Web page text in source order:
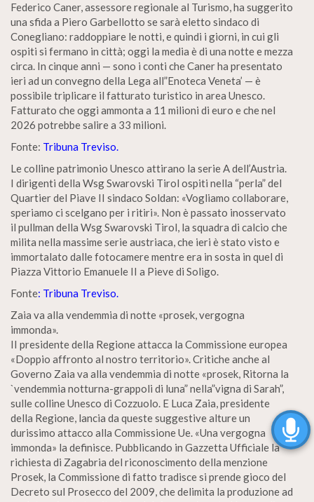
Federico Caner, assessore regionale al Turismo, ha suggerito
una sfida a Piero Garbellotto se sarà eletto sindaco di
Conegliano: raddoppiare le notti, e quindi i giorni, in cui gli
ospiti si fermano in città; oggi la media è di una notte e mezza
circa. In cinque anni — sono i conti che Caner ha presentato
ieri ad un convegno della Lega all”Enoteca Veneta’ — è
possibile triplicare il fatturato turistico in area Unesco.
Fatturato che oggi ammonta a 11 milioni di euro e che nel
2026 potrebbe salire a 33 milioni.
Fonte: Tribuna Treviso.
Le colline patrimonio Unesco attirano la serie A dell’Austria.
I dirigenti della Wsg Swarovski Tirol ospiti nella “perla” del
Quartier del Piave II sindaco Soldan: «Vogliamo collaborare,
speriamo ci scelgano per i ritiri». Non è passato inosservato
il pullman della Wsg Swarovski Tirol, la squadra di calcio che
milita nella massime serie austriaca, che ieri è stato visto e
immortalato dalle fotocamere mentre era in sosta in quel di
Piazza Vittorio Emanuele II a Pieve di Soligo.
Fonte: Tribuna Treviso.
Zaia va alla vendemmia di notte «prosek, vergogna
immonda».
II presidente della Regione attacca la Commissione europea
«Doppio affronto al nostro territorio». Critiche anche al
Governo Zaia va alla vendemmia di notte «prosek, Ritorna la
`vendemmia notturna-grappoli di luna” nella”vigna di Sarah”,
sulle colline Unesco di Cozzuolo. E Luca Zaia, presidente
della Regione, lancia da queste suggestive alture un
durissimo attacco alla Commissione Ue. «Una vergogna
immonda» la definisce. Pubblicando in Gazzetta Ufficiale la
richiesta di Zagabria del riconoscimento della menzione
Prosek, la Commissione di fatto tradisce si prende gioco del
Decreto sul Prosecco del 2009, che delimita la produzione ad